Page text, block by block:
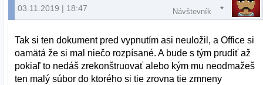
03.11.2019 | 18:47 Návštevník
Tak si ten dokument pred vypnutím asi neuložil, a Office si
oamätá že si mal niečo rozpísané. A bude s tým prudiť až
pokiaľ to nedáš zrekonštruovať alebo kým mu neodmažeš
ten malý súbor do ktorého si tie zrovna tie zmneny